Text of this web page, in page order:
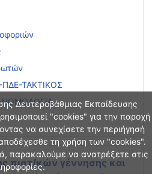
Δευτεροβάθμιας Εκπαίδευσης
"cookies" για την παροχή
να συνεχίσετε την περιήγησή
τη χρήση των "cookies".
παρακαλούμε να ανατρέξετε στις
ΤΑΚΤΙΚΟΣ
πιστ/κών γέννησης και